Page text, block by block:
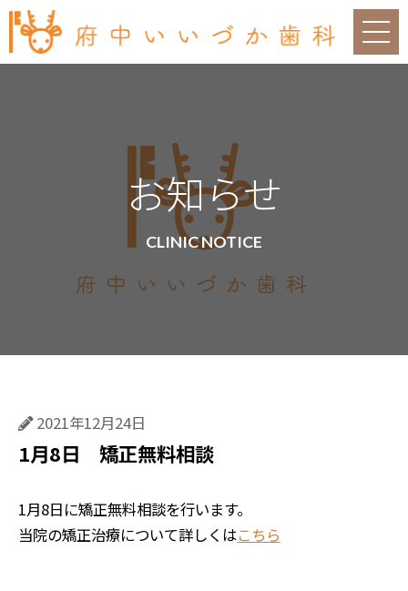
お知らせ
CLINIC NOTICE
2021年12月24日
1月8日 矯正無料相談
1月8日に矯正無料相談を行います。
当院の矯正治療について詳しくはこちら